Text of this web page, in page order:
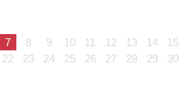
7 8 9 10 11 12 13 14
15
22 23 24 25 26 27 28 29
30